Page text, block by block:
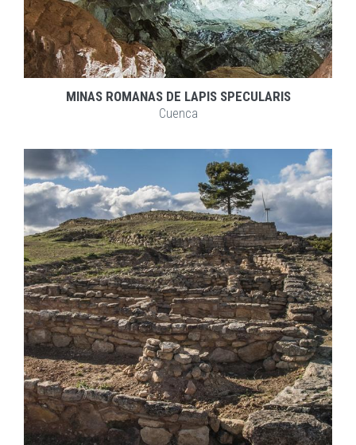
EXPLORAR ZOOM
MINAS ROMANAS DE LAPIS SPECULARIS
Cuenca